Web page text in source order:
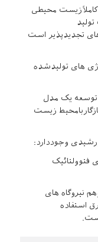
کاملاًزیست محیطی
تجدیدپذیر است
های تولیدشده
توسعه یک مدل
زیست
وجوددارد:
فتوولتائیک
نیروگاه های
استفاده